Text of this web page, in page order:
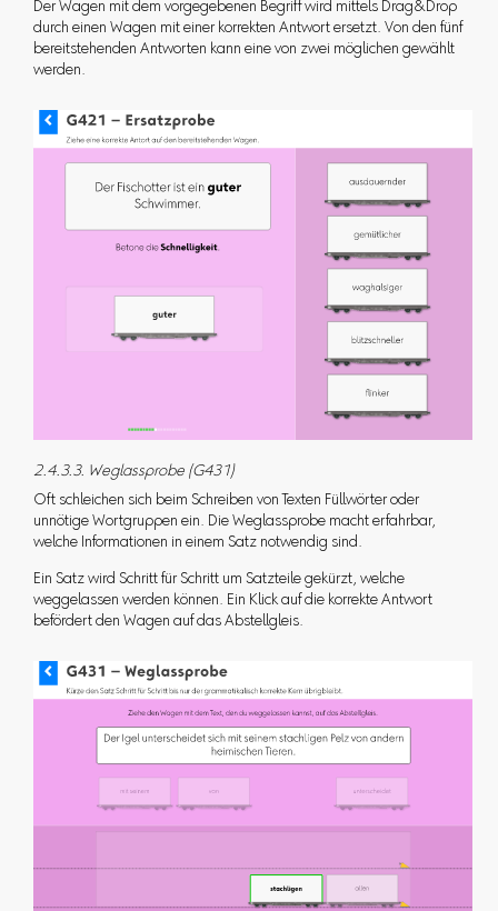
Der Wagen mit dem vorgegebenen Begriff wird mittels Drag&Drop
durch einen Wagen mit einer korrekten Antwort ersetzt. Von den fünf
bereitstehenden Antworten kann eine von zwei möglichen gewählt
werden.
2.4.3.3. Weglassprobe (G431)
Oft schleichen sich beim Schreiben von Texten Füllwörter oder
unnötige Wortgruppen ein. Die Weglassprobe macht erfahrbar,
welche Informationen in einem Satz notwendig sind.
Ein Satz wird Schritt für Schritt um Satzteile gekürzt, welche
weggelassen werden können. Ein Klick auf die korrekte Antwort
befördert den Wagen auf das Abstellgleis.